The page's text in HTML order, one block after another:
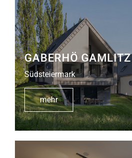
GABERHÖ GAMLITZ
Südsteiermark
mehr